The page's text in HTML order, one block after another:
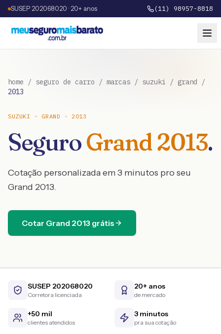
SUSEP 202068020 · 20+ anos (11) 98957-8818
home / seguro de carro / marcas / suzuki / grand /
2013
SUZUKI · GRAND · 2013
SeguroGrand2013.
Cotação personalizada em 3 minutos pro seu
Grand 2013.
Cotar Grand 2013 grátis
SUSEP 202068020
Corretora licenciada
20+ anos
de mercado
+50 mil
clientes atendidos
3 minutos
pra sua cotação